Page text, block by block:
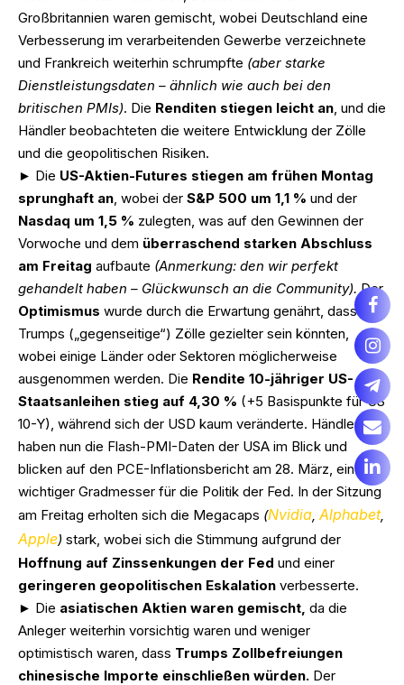
Großbritannien waren gemischt, wobei Deutschland eine
Verbesserung im verarbeitenden Gewerbe verzeichnete
und Frankreich weiterhin schrumpfte (aber starke
Dienstleistungsdaten – ähnlich wie auch bei den
britischen PMIs). Die Renditen stiegen leicht an , und die
Händler beobachteten die weitere Entwicklung der Zölle
und die geopolitischen Risiken.
► Die US-Aktien-Futures stiegen am frühen Montag
sprunghaft an , wobei der S&P 500 um 1,1 % und der
Nasdaq um 1,5 % zulegten, was auf den Gewinnen der
Vorwoche und dem überraschend starken Abschluss
am Freitag aufbaute (Anmerkung: den wir perfekt
gehandelt haben – Glückwunsch an die Community). Der
Optimismus wurde durch die Erwartung genährt, dass
Trumps („gegenseitige“) Zölle gezielter sein könnten,
wobei einige Länder oder Sektoren möglicherweise
ausgenommen werden. Die Rendite 10-jähriger US-
Staatsanleihen stieg auf 4,30 % (+5 Basispunkte für US
10-Y), während sich der USD kaum veränderte. Händler
haben nun die Flash-PMI-Daten der USA im Blick und
blicken auf den PCE-Inflationsbericht am 28. März, ein
wichtiger Gradmesser für die Politik der Fed. In der Sitzung
am Freitag erholten sich die Megacaps (Nvidia Alphabet,
Apple) stark, wobei sich die Stimmung aufgrund der
Hoffnung auf Zinssenkungen der Fed und einer
geringeren geopolitischen Eskalation verbesserte.
► Die asiatischen Aktien waren gemischt, da die
Anleger weiterhin vorsichtig waren und weniger
optimistisch waren, dass Trumps Zollbefreiungen
chinesische Importe einschließen würden. Der